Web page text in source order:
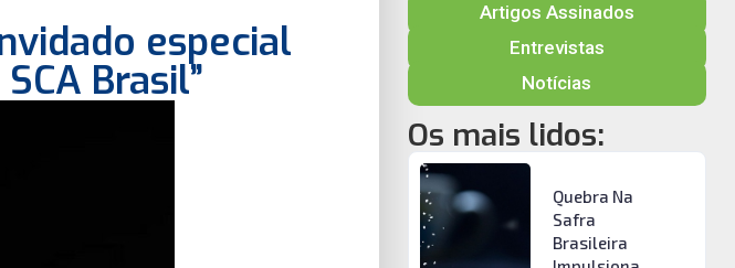
especial
Brasil”
Artigos Assinados
Entrevistas
Notícias
Os mais lidos:
Quebra Na
Safra
Brasileira